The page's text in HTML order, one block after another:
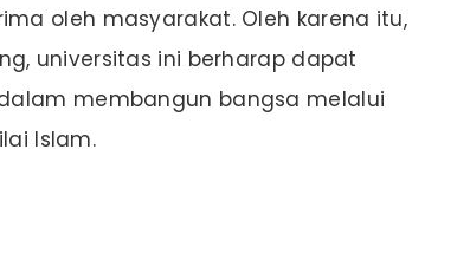
oleh masyarakat. Oleh karena itu,
universitas ini berharap dapat
membangun bangsa melalui
Islam.